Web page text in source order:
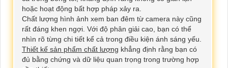
hoặc hoạt động bất hợp pháp xảy ra.
Chất lượng hình ảnh xem ban đêm từ camera này cũng
rất đáng khen ngợi. Với độ phân giải cao, bạn có thể
nhìn rõ từng chi tiết kể cả trong điều kiện ánh sáng yếu.
Thiết kế sản phẩm chất lượng khẳng định rằng bạn có
đủ bằng chứng và dữ liệu quan trọng trong trường hợp